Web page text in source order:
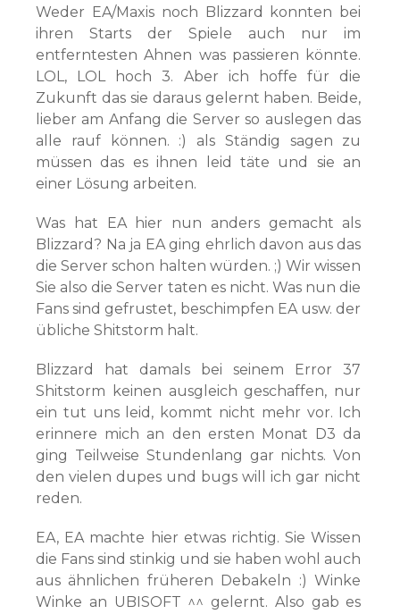
Weder EA/Maxis noch Blizzard konnten bei
ihren Starts der Spiele auch nur im
entferntesten Ahnen was passieren könnte.
LOL, LOL hoch 3. Aber ich hoffe für die
Zukunft das sie daraus gelernt haben. Beide,
lieber am Anfang die Server so auslegen das
alle rauf können. :) als Ständig sagen zu
müssen das es ihnen leid täte und sie an
einer Lösung arbeiten.
Was hat EA hier nun anders gemacht als
Blizzard? Na ja EA ging ehrlich davon aus das
die Server schon halten würden. ;) Wir wissen
Sie also die Server taten es nicht. Was nun die
Fans sind gefrustet, beschimpfen EA usw. der
übliche Shitstorm halt.
Blizzard hat damals bei seinem Error 37
Shitstorm keinen ausgleich geschaffen, nur
ein tut uns leid, kommt nicht mehr vor. Ich
erinnere mich an den ersten Monat D3 da
ging Teilweise Stundenlang gar nichts. Von
den vielen dupes und bugs will ich gar nicht
reden.
EA, EA machte hier etwas richtig. Sie Wissen
die Fans sind stinkig und sie haben wohl auch
aus ähnlichen früheren Debakeln :) Winke
Winke an UBISOFT ^^ gelernt. Also gab es